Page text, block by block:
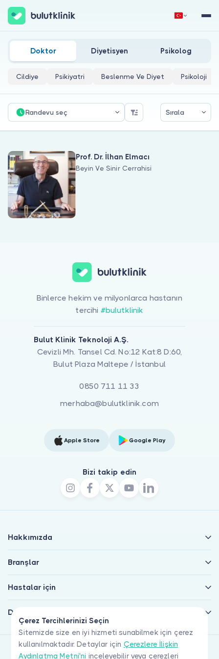
Hastalar için
Doktorlar için
Doktor musunuz?
Hemen Kaydol Giriş Yap
Beyin Kanamaları Ve Damar Hastalıkları Doktorları
Doktor Diyetisyen Psikolog
Cildiye Psikiyatri Beslenme Ve Diyet Psikoloji
Randevu seç Sırala
Prof. Dr. İlhan Elmacı
Beyin Ve Sinir Cerrahisi
Çerez Tercihlerinizi Seçin
Sitemizde size en iyi hizmeti sunabilmek için çerez
kullanılmaktadır. Detaylar için Çerezlere İlişkin
Aydınlatma Metni'ni inceleyebilir veya çerezleri
Binlerce hekim ve milyonlarca hastanın
tercihi #bulutklinik
Bulut Klinik Teknoloji A.Ş.
Cevizli Mh. Tansel Cd. No:12 Kat:8 D:60,
Bulut Plaza Maltepe / İstanbul
0850 711 11 33
merhaba@bulutklinik.com
Apple Store Google Play
Bizi takip edin
Hakkımızda
Branşlar
Hastalar için
Doktorlar için